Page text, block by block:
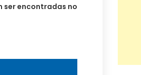
ser encontradas no